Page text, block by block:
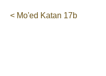
< Mo'ed Katan 17b